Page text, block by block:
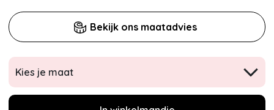
Bekijk ons maatadvies
Kies je maat